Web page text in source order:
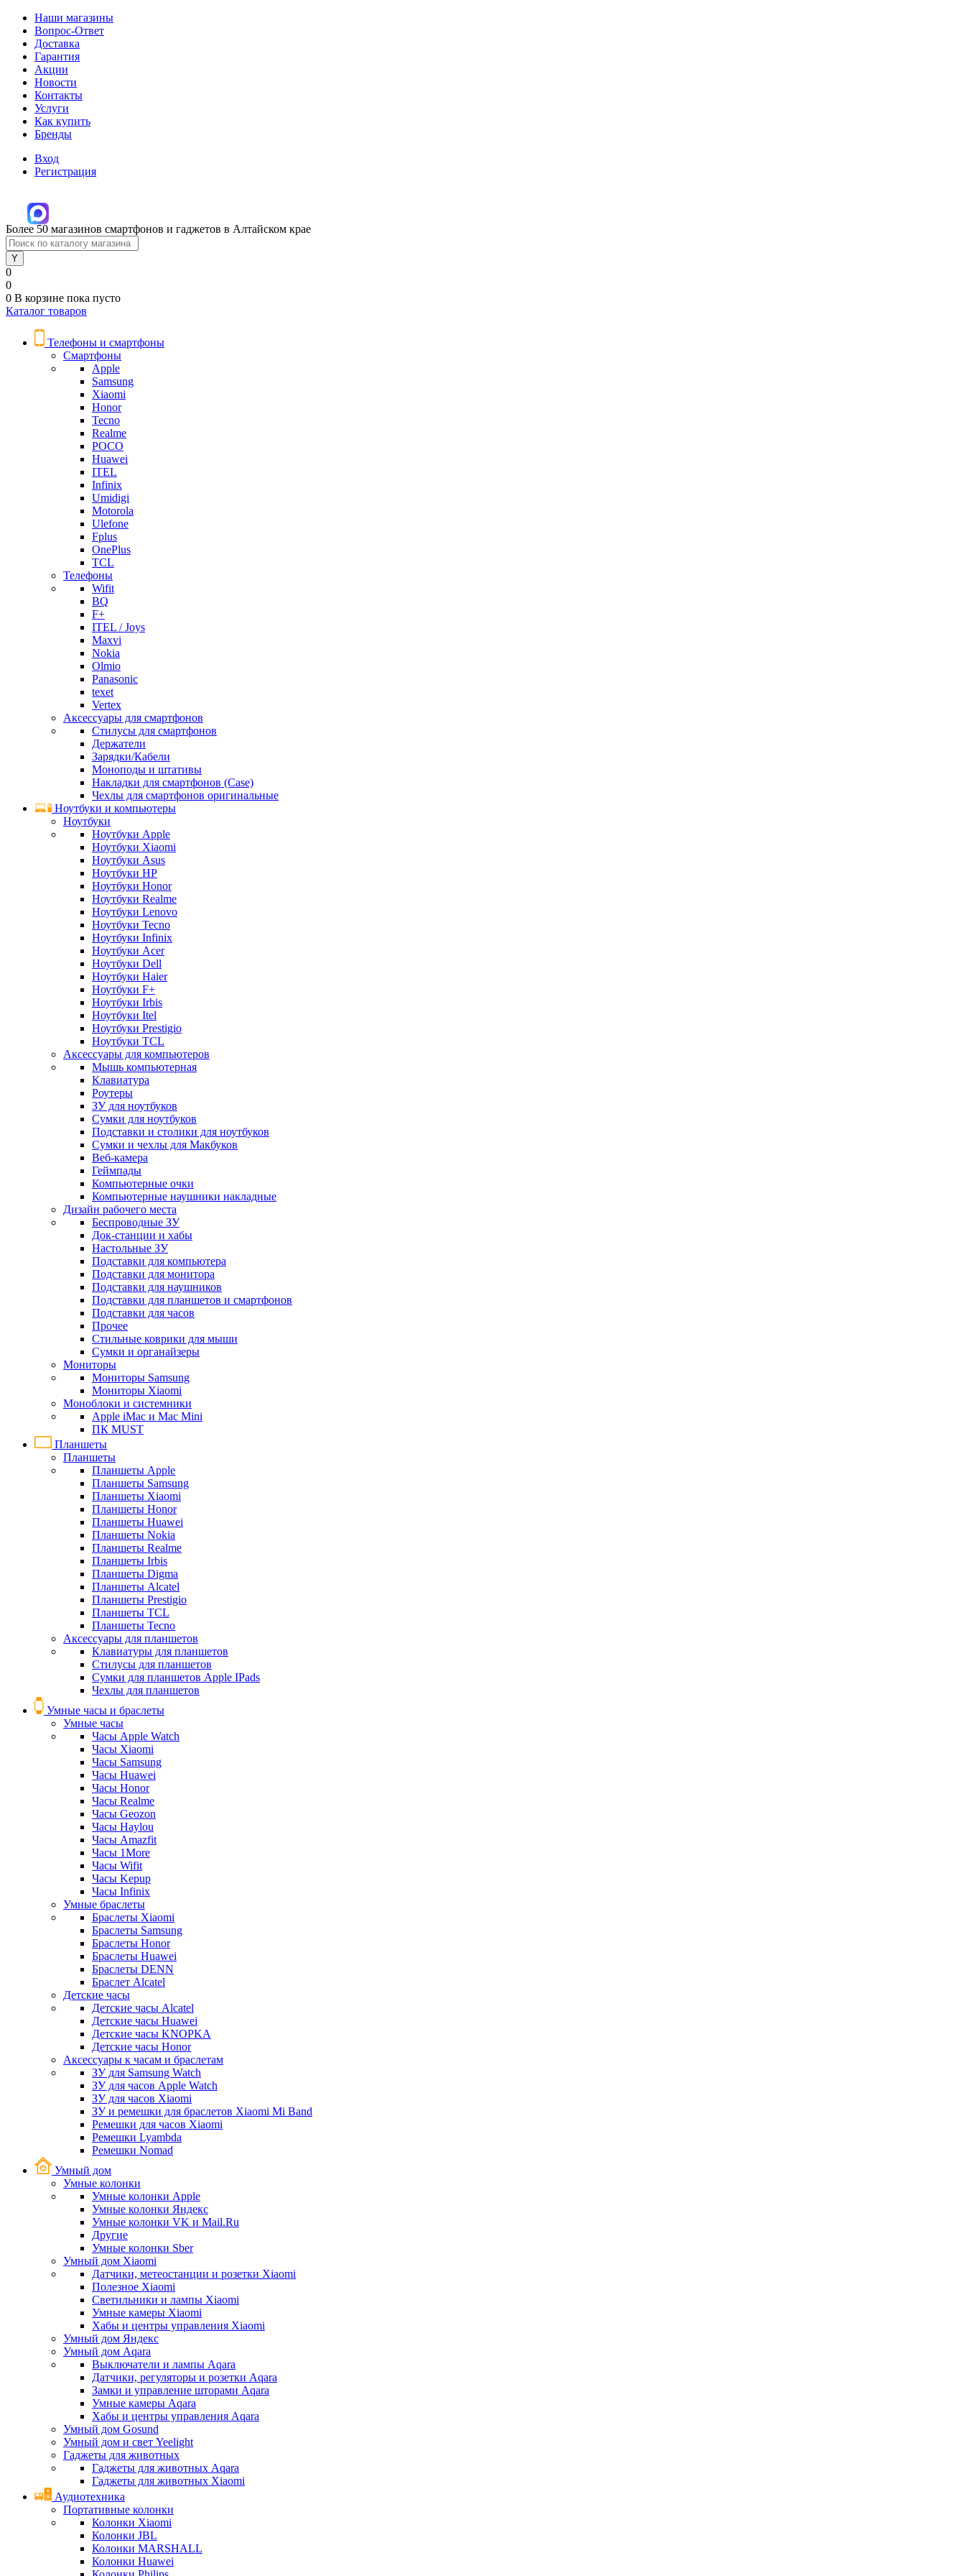
Наши магазины
Вопрос-Ответ
Доставка
Гарантия
Акции
Новости
Контакты
Услуги
Как купить
Бренды
Вход
Регистрация
Более 50 магазинов смартфонов и гаджетов в Алтайском крае
0
0
0 В корзине пока пусто
Каталог товаров
Телефоны и смартфоны
Смартфоны
Apple
Samsung
Xiaomi
Honor
Tecno
Realme
POCO
Huawei
ITEL
Infinix
Umidigi
Motorola
Ulefone
Fplus
OnePlus
TCL
Телефоны
Wifit
BQ
F+
ITEL / Joys
Maxvi
Nokia
Olmio
Panasonic
texet
Vertex
Аксессуары для смартфонов
Стилусы для смартфонов
Держатели
Зарядки/Кабели
Моноподы и штативы
Накладки для смартфонов (Case)
Чехлы для смартфонов оригинальные
Ноутбуки и компьютеры
Ноутбуки
Ноутбуки Apple
Ноутбуки Xiaomi
Ноутбуки Asus
Ноутбуки HP
Ноутбуки Honor
Ноутбуки Realme
Ноутбуки Lenovo
Ноутбуки Tecno
Ноутбуки Infinix
Ноутбуки Acer
Ноутбуки Dell
Ноутбуки Haier
Ноутбуки F+
Ноутбуки Irbis
Ноутбуки Itel
Ноутбуки Prestigio
Ноутбуки TCL
Аксессуары для компьютеров
Мышь компьютерная
Клавиатура
Роутеры
ЗУ для ноутбуков
Сумки для ноутбуков
Подставки и столики для ноутбуков
Сумки и чехлы для Макбуков
Веб-камера
Геймпады
Компьютерные очки
Компьютерные наушники накладные
Дизайн рабочего места
Беспроводные ЗУ
Док-станции и хабы
Настольные ЗУ
Подставки для компьютера
Подставки для монитора
Подставки для наушников
Подставки для планшетов и смартфонов
Подставки для часов
Прочее
Стильные коврики для мыши
Сумки и органайзеры
Мониторы
Мониторы Samsung
Мониторы Xiaomi
Моноблоки и системники
Apple iMac и Mac Mini
ПК MUST
Планшеты
Планшеты
Планшеты Apple
Планшеты Samsung
Планшеты Xiaomi
Планшеты Honor
Планшеты Huawei
Планшеты Nokia
Планшеты Realme
Планшеты Irbis
Планшеты Digma
Планшеты Alcatel
Планшеты Prestigio
Планшеты TCL
Планшеты Tecno
Аксессуары для планшетов
Клавиатуры для планшетов
Стилусы для планшетов
Сумки для планшетов Apple IPads
Чехлы для планшетов
Умные часы и браслеты
Умные часы
Часы Apple Watch
Часы Xiaomi
Часы Samsung
Часы Huawei
Часы Honor
Часы Realme
Часы Geozon
Часы Haylou
Часы Amazfit
Часы 1More
Часы Wifit
Часы Kepup
Часы Infinix
Умные браслеты
Браслеты Xiaomi
Браслеты Samsung
Браслеты Honor
Браслеты Huawei
Браслеты DENN
Браслет Alcatel
Детские часы
Детские часы Alcatel
Детские часы Huawei
Детские часы KNOPKA
Детские часы Honor
Аксессуары к часам и браслетам
ЗУ для Samsung Watch
ЗУ для часов Apple Watch
ЗУ для часов Xiaomi
ЗУ и ремешки для браслетов Xiaomi Mi Band
Ремешки для часов Xiaomi
Ремешки Lyambda
Ремешки Nomad
Умный дом
Умные колонки
Умные колонки Apple
Умные колонки Яндекс
Умные колонки VK и Mail.Ru
Другие
Умные колонки Sber
Умный дом Xiaomi
Датчики, метеостанции и розетки Xiaomi
Полезное Xiaomi
Светильники и лампы Xiaomi
Умные камеры Xiaomi
Хабы и центры управления Xiaomi
Умный дом Яндекс
Умный дом Aqara
Выключатели и лампы Aqara
Датчики, регуляторы и розетки Aqara
Замки и управление шторами Aqara
Умные камеры Aqara
Хабы и центры управления Aqara
Умный дом Gosund
Умный дом и свет Yeelight
Гаджеты для животных
Гаджеты для животных Aqara
Гаджеты для животных Xiaomi
Аудиотехника
Портативные колонки
Колонки Xiaomi
Колонки JBL
Колонки MARSHALL
Колонки Huawei